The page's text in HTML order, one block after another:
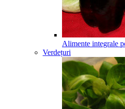
Alimente integrale
Verdețuri